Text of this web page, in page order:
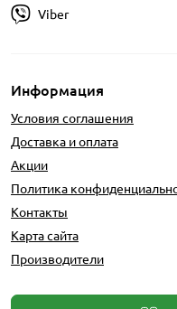
Информация
Условия соглашения
Доставка и оплата
Акции
Политика
Контакты
Карта сайта
Производители
Viber